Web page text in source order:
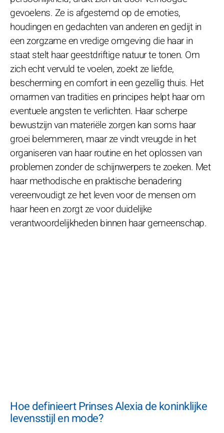
gevoelens. Ze is afgestemd op de emoties,
houdingen en gedachten van anderen en gedijt in
een zorgzame en vredige omgeving die haar in
staat stelt haar geestdriftige natuur te tonen. Om
zich echt vervuld te voelen, zoekt ze liefde,
bescherming en comfort in een gezellig thuis. Het
omarmen van tradities en principes helpt haar om
eventuele angsten te verlichten. Haar scherpe
bewustzijn van materiële zorgen kan soms haar
groei belemmeren, maar ze vindt vreugde in het
organiseren van haar routine en het oplossen van
problemen zonder de schijnwerpers te zoeken. Met
haar methodische en praktische benadering
vereenvoudigt ze het leven voor de mensen om
haar heen en zorgt ze voor duidelijke
verantwoordelijkheden binnen haar gemeenschap.
Hoe definieert Prinses Alexia de koninklijke
levensstijl en mode?